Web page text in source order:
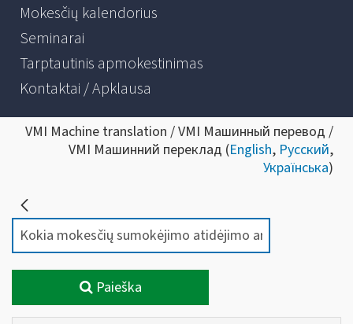
Mokesčių kalendorius
Seminarai
Tarptautinis apmokestinimas
Kontaktai / Apklausa
VMI Machine translation / VMI Машинный перевод /
VMI Машинний переклад (English, Русский,
Українська)
Paieška